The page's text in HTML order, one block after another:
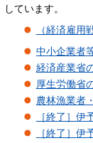
しています。
（経済雇
中小企業者
経済産業省
厚生労働省
農林漁業者
［終了］
［終了］